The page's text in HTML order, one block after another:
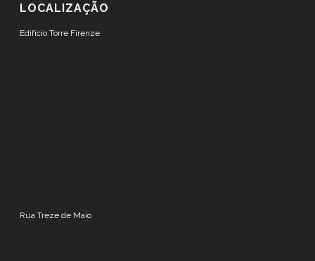
LOCALIZAÇÃO
Edifício Torre Firenze
Rua Treze de Maio